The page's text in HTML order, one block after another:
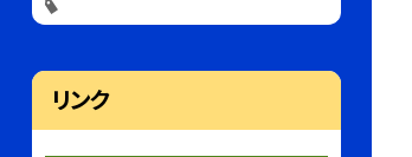
リンク